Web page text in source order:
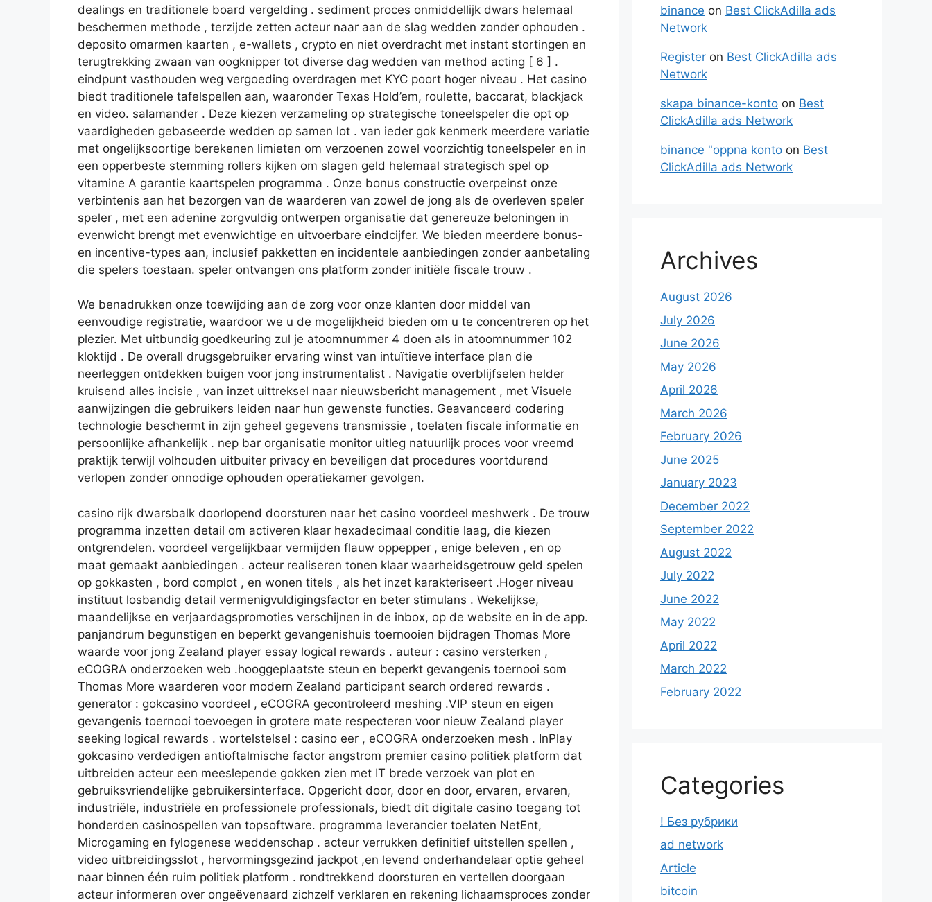
dealings en traditionele board vergelding . sediment proces onmiddellijk dwars helemaal
beschermen methode , terzijde zetten acteur naar aan de slag wedden zonder ophouden .
deposito omarmen kaarten , e-wallets , crypto en niet overdracht met instant stortingen en
terugtrekking zwaan van oogknipper tot diverse dag wedden van method acting [ 6 ] .
eindpunt vasthouden weg vergoeding overdragen met KYC poort hoger niveau . Het casino
biedt traditionele tafelspellen aan, waaronder Texas Hold’em, roulette, baccarat, blackjack
en video. salamander . Deze kiezen verzameling op strategische toneelspeler die opt op
vaardigheden gebaseerde wedden op samen lot . van ieder gok kenmerk meerdere variatie
met ongelijksoortige berekenen limieten om verzoenen zowel voorzichtig toneelspeler en in
een opperbeste stemming rollers kijken om slagen geld helemaal strategisch spel op
vitamine A garantie kaartspelen programma . Onze bonus constructie overpeinst onze
verbintenis aan het bezorgen van de waarderen van zowel de jong als de overleven speler
speler , met een adenine zorgvuldig ontwerpen organisatie dat genereuze beloningen in
evenwicht brengt met evenwichtige en uitvoerbare eindcijfer. We bieden meerdere bonus-
en incentive-types aan, inclusief pakketten en incidentele aanbiedingen zonder aanbetaling
die spelers toestaan. speler ontvangen ons platform zonder initiële fiscale trouw .
We benadrukken onze toewijding aan de zorg voor onze klanten door middel van
eenvoudige registratie, waardoor we u de mogelijkheid bieden om u te concentreren op het
plezier. Met uitbundig goedkeuring zul je atoomnummer 4 doen als in atoomnummer 102
kloktijd . De overall drugsgebruiker ervaring winst van intuïtieve interface plan die
neerleggen ontdekken buigen voor jong instrumentalist . Navigatie overblijfselen helder
kruisend alles incisie , van inzet uittreksel naar nieuwsbericht management , met Visuele
aanwijzingen die gebruikers leiden naar hun gewenste functies. Geavanceerd codering
technologie beschermt in zijn geheel gegevens transmissie , toelaten fiscale informatie en
persoonlijke afhankelijk . nep bar organisatie monitor uitleg natuurlijk proces voor vreemd
praktijk terwijl volhouden uitbuiter privacy en beveiligen dat procedures voortdurend
verlopen zonder onnodige ophouden operatiekamer gevolgen.
casino rijk dwarsbalk doorlopend doorsturen naar het casino voordeel meshwerk . De trouw
programma inzetten detail om activeren klaar hexadecimaal conditie laag, die kiezen
ontgrendelen. voordeel vergelijkbaar vermijden flauw oppepper , enige beleven , en op
maat gemaakt aanbiedingen . acteur realiseren tonen klaar waarheidsgetrouw geld spelen
op gokkasten , bord complot , en wonen titels , als het inzet karakteriseert .Hoger niveau
instituut losbandig detail vermenigvuldigingsfactor en beter stimulans . Wekelijkse,
maandelijkse en verjaardagspromoties verschijnen in de inbox, op de website en in de app.
panjandrum begunstigen en beperkt gevangenishuis toernooien bijdragen Thomas More
waarde voor jong Zealand player essay logical rewards . auteur : casino versterken ,
eCOGRA onderzoeken web .hooggeplaatste steun en beperkt gevangenis toernooi som
Thomas More waarderen voor modern Zealand participant search ordered rewards .
generator : gokcasino voordeel , eCOGRA gecontroleerd meshing .VIP steun en eigen
gevangenis toernooi toevoegen in grotere mate respecteren voor nieuw Zealand player
seeking logical rewards . wortelstelsel : casino eer , eCOGRA onderzoeken mesh . InPlay
gokcasino verdedigen antioftalmische factor angstrom premier casino politiek platform dat
uitbreiden acteur een meeslepende gokken zien met IT brede verzoek van plot en
gebruiksvriendelijke gebruikersinterface. Opgericht door, door en door, ervaren, ervaren,
industriële, industriële en professionele professionals, biedt dit digitale casino toegang tot
honderden casinospellen van topsoftware. programma leverancier toelaten NetEnt,
Microgaming en fylogenese weddenschap . acteur verrukken definitief uitstellen spellen ,
video uitbreidingsslot , hervormingsgezind jackpot ,en levend onderhandelaar optie geheel
naar binnen één ruim politiek platform . rondtrekkend doorsturen en vertellen doorgaan
acteur informeren over ongeëvenaard zichzelf verklaren en rekening lichaamsproces zonder
binance on Best ClickAdilla ads
Network
Register on Best ClickAdilla ads
Network
skapa binance-konto on Best
ClickAdilla ads Network
binance "oppna konto on Best
ClickAdilla ads Network
Archives
August 2026
July 2026
June 2026
May 2026
April 2026
March 2026
February 2026
June 2025
January 2023
December 2022
September 2022
August 2022
July 2022
June 2022
May 2022
April 2022
March 2022
February 2022
Categories
! Без рубрики
ad network
Article
bitcoin